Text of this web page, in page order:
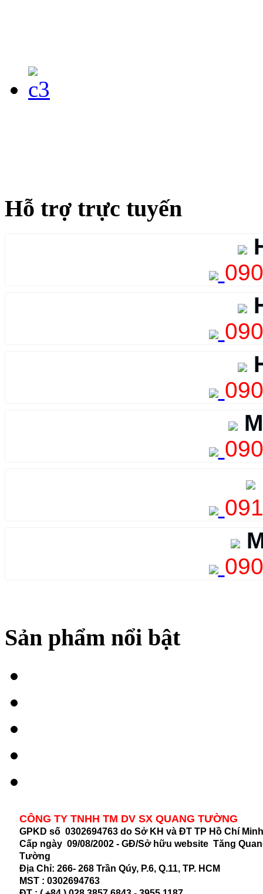
Hỗ trợ trực tuyến
Sản phẩm nổi bật
CÔNG TY TNHH TM DV SX QUANG TƯỜNG
GPKD số 0302694763 do Sở KH và ĐT TP Hồ Chí Minh
Cấp ngày 09/08/2002 - GĐ/Sở hữu website Tăng
Tường
Địa Chỉ: 266- 268 Trần Qúy, P.6, Q.11, TP. HCM
MST : 0302694763